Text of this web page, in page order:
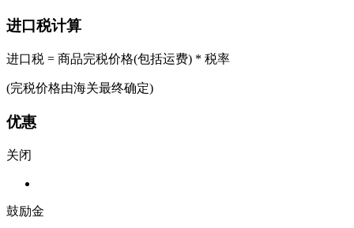
进口税计算
进口税 = 商品完税价格(包括运费) * 税率
(完税价格由海关最终确定)
优惠
关闭
鼓励金